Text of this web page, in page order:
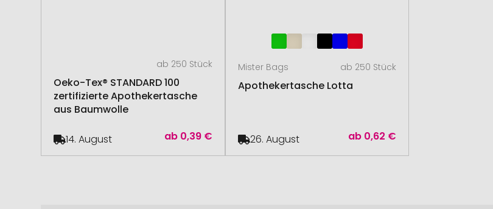
ab 250 Stück
Oeko-Tex® STANDARD 100
zertifizierte Apothekertasche
aus Baumwolle
ab 0,39 €
14. August
Mister Bags ab 250 Stück
Apothekertasche Lotta
ab 0,62 €
26. August